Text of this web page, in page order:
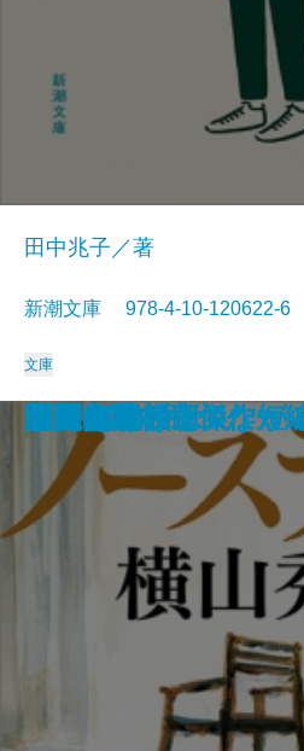
暇と退屈の倫理学
家康の女軍師
老いも病も受け入れ
文豪ナビ 藤沢周平
管見妄語 失われた
龍ノ国幻想2 天翔
黄色いマンション
1R1分34秒
鬼憑き十兵衛
徴産制
田中兆子／著
新潮文庫 978-4-10-120622-
文庫
ノースライト
問答無用
辞表―高杉良傑作短
またあおう
しゃばけごはん
トヨタ物語
人間の絆〔上〕
人間の絆〔下〕
美麗島紀行―つなが
限界病院